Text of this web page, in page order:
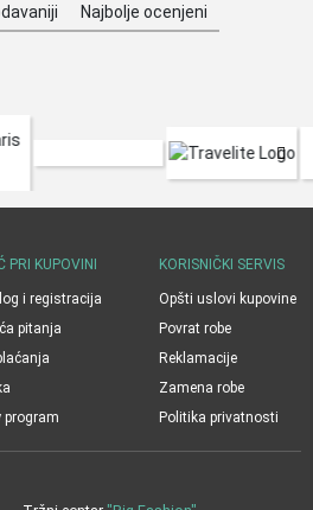
Najbolje ocenjeni
PRI KUPOVINI
i registracija
pitanja
program
KORISNIČKI SERVIS
Opšti uslovi kupovine
Povrat robe
Reklamacije
Zamena robe
Politika privatnosti